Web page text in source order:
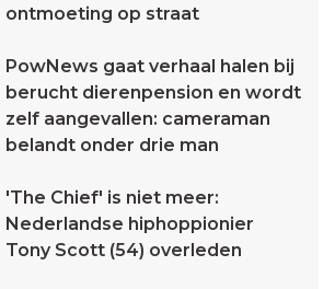
ontmoeting op straat
PowNews gaat verhaal halen bij
berucht dierenpension en wordt
zelf aangevallen: cameraman
belandt onder drie man
'The Chief' is niet meer:
Nederlandse hiphoppionier
Tony Scott (54) overleden